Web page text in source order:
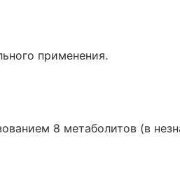
применения.
8 метаболитов (в